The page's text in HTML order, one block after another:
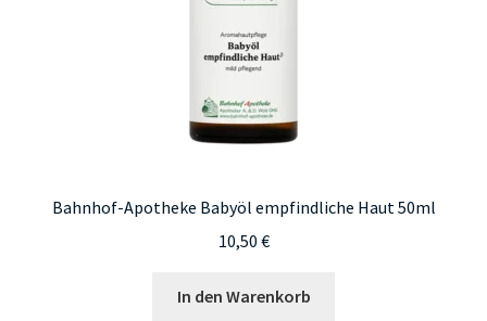
Bahnhof-Apotheke Babyöl empfindliche Haut 50ml
10,50 €
In den Warenkorb